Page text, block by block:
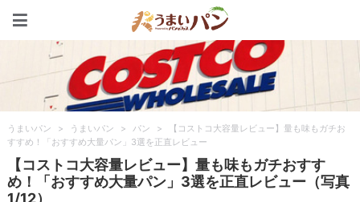
うまいパン > うまいパン > パン >
【コストコ大容量レビュー】量も味もガチお
すすめ！「おすすめ大量パン」3選を正直レビュー
【コストコ大容量レビュー】量も味もガチおすす
め！「おすすめ大量パン」3選を正直レビュー（写真
1/12）